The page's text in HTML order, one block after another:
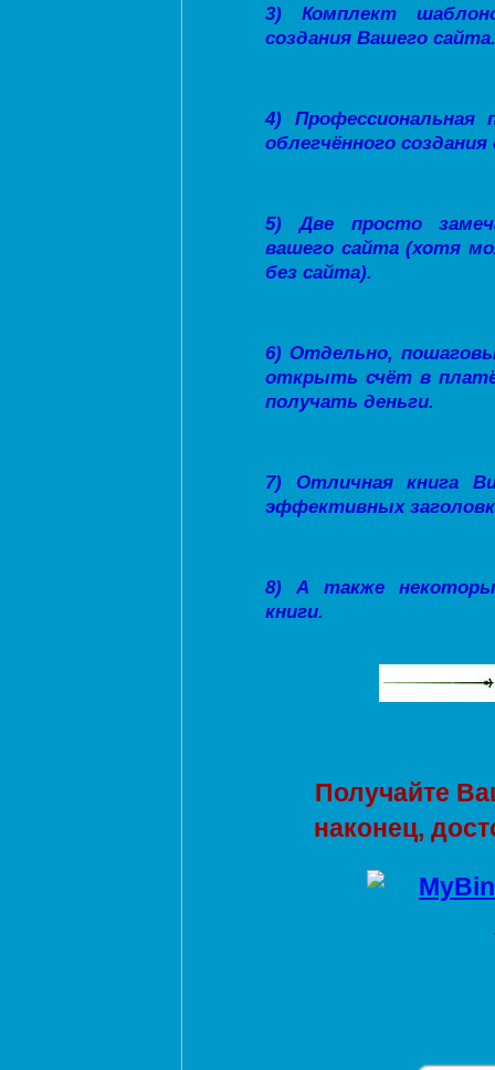
3) Комплект
создания Вашего сайта.
4) Профессиональная
облегчённого
5) Две просто
вашего сайта (хотя
без сайта).
6) Отдельно,
открыть счёт в
получать деньги.
7) Отличная книга
эффективных
8) А также
книги.
Получайте
наконец,